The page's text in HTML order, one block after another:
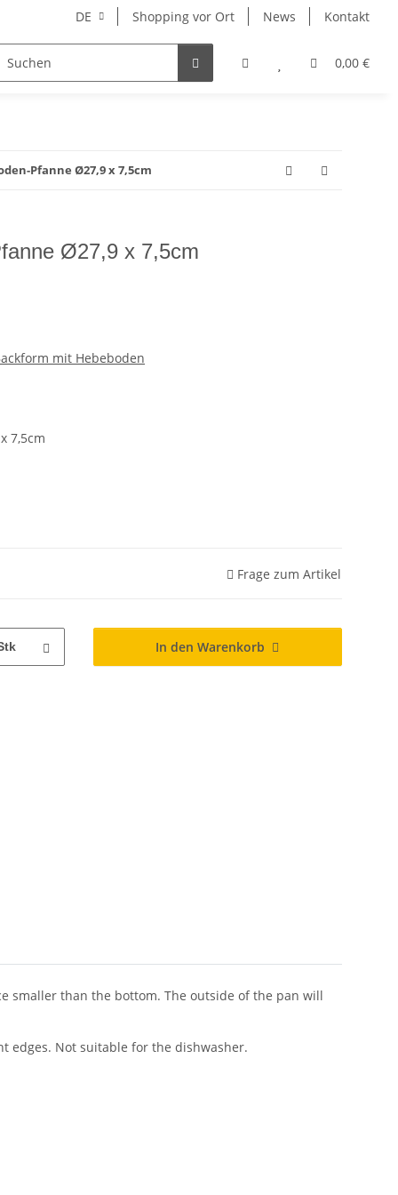
DE Shopping vor Ort News Kontakt
0,00 €
Hersteller
Pfanne Ø27,9 x 7,5cm
Ø27,9 x 7,5cm
mit Hebeboden
7,5cm
Frage zum Artikel
In den Warenkorb
smaller than the bottom. The outside of the pan will
edges. Not suitable for the dishwasher.